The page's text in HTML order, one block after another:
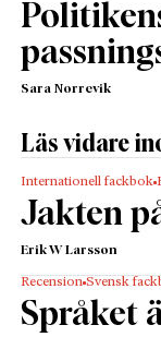
Sara Norrevik
Läs vidare
Internationell fackbok
Jakten
Erik W Larsson
Recension Svensk
Språket